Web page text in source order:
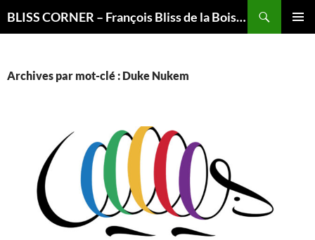
BLISS CORNER – François Bliss de la Boissière is here
Archives par mot-clé : Duke Nukem